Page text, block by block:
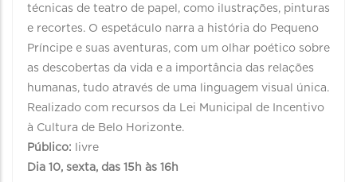
técnicas de teatro de papel, como ilustrações, pinturas
e recortes. O espetáculo narra a história do Pequeno
Príncipe e suas aventuras, com um olhar poético sobre
as descobertas da vida e a importância das relações
humanas, tudo através de uma linguagem visual única.
Realizado com recursos da Lei Municipal de Incentivo
à Cultura de Belo Horizonte.
Público: livre
Dia 10, sexta, das 15h às 16h